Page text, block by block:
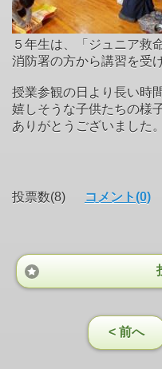
５年生は、「ジュニア救
消防署の方から講習を受
授業参観の日より長い時
嬉しそうな子供たちの様
ありがとうございました。
投票数(8) コメント(0)
< 前へ